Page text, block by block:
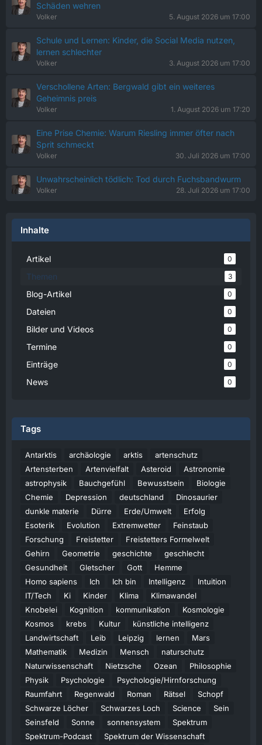
Schäden wehren
Volker 5. August 2026 um 17:00
Schule und Lernen: Kinder, die Social Media nutzen,
lernen schlechter
Volker 3. August 2026 um 17:00
Verschollene Arten: Bergwald gibt ein weiteres
Geheimnis preis
Volker 1. August 2026 um 17:20
Eine Prise Chemie: Warum Riesling immer öfter nach
Sprit schmeckt
Volker 30. Juli 2026 um 17:00
Unwahrscheinlich tödlich: Tod durch Fuchsbandwurm
Volker 28. Juli 2026 um 17:00
Inhalte
Artikel 0
Themen 3
Blog-Artikel 0
Dateien 0
Bilder und Videos 0
Termine 0
Einträge 0
News 0
Tags
Antarktis archäologie arktis
artenschutz
Artensterben
Artenvielfalt Asteroid
Astronomie
astrophysik
Bauchgefühl Bewusstsein
Biologie
Chemie
Depression deutschland
Dinosaurier
dunkle materie
Dürre Erde/Umwelt
Erfolg
Esoterik
Evolution Extremwetter
Feinstaub
Forschung
Freistetter
Freistetters Formelwelt
Gehirn
Geometrie geschichte
geschlecht
Gesundheit
Gletscher Gott
Hemme
Homo sapiens
Ich Ich bin Intelligenz
Intuition
IT/Tech
Ki Kinder Klima
Klimawandel
Knobelei
Kognition kommunikation
Kosmologie
Kosmos
krebs Kultur
künstliche intelligenz
Landwirtschaft
Leib Leipzig lernen
Mars
Mathematik
Medizin Mensch
naturschutz
Naturwissenschaft
Nietzsche Ozean
Philosophie
Physik
Psychologie
Psychologie/Hirnforschung
Raumfahrt
Regenwald Roman Rätsel
Schopf
Schwarze Löcher
Schwarzes Loch Science
Sein
Seinsfeld
Sonne sonnensystem
Spektrum
Spektrum-Podcast
Spektrum der Wissenschaft